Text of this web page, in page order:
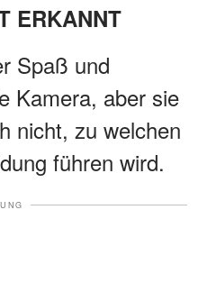
ERKANNT
Spaß und
Kamera, aber sie
nicht, zu welchen
führen wird.